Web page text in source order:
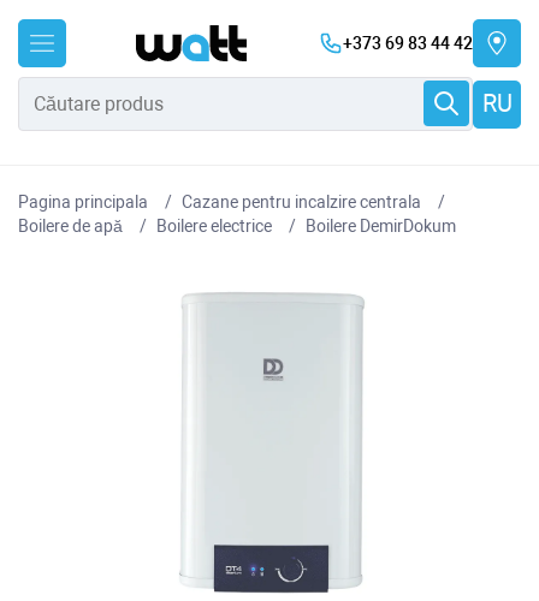
+373 69 83 44 42
RU
Pagina principala
Cazane pentru incalzire centrala
Boilere de apă
Boilere electrice Boilere DemirDokum